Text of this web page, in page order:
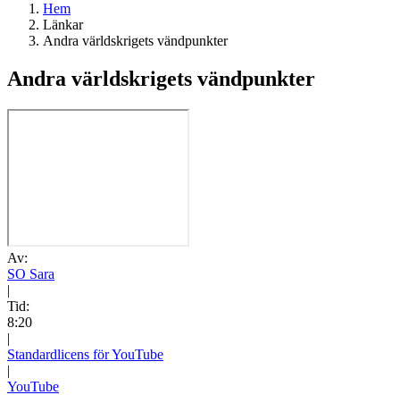
Hem
Länkar
Andra världskrigets vändpunkter
Andra världskrigets vändpunkter
Av:
SO Sara
|
Tid:
8:20
|
Standardlicens för YouTube
|
YouTube